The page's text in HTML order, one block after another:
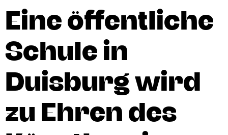
Eine öffentliche
Schule in
Duisburg wird
zu Ehren des